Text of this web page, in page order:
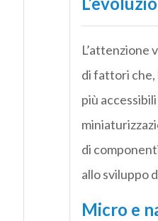
L’attenzione
di fattori che,
più
di
allo sviluppo
Micro e